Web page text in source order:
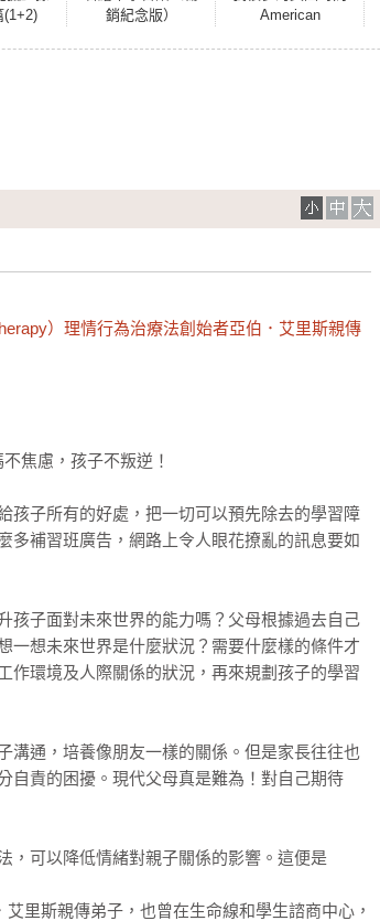
(1+2)
銷紀念版）
American
）理情行為治療法創始者亞伯．艾里斯親傳
焦慮，孩子不叛逆！
孩子所有的好處，把一切可以預先除去的學習障
多補習班廣告，網路上令人眼花撩亂的訊息要如
孩子面對未來世界的能力嗎？父母根據過去自己
一想未來世界是什麼狀況？需要什麼樣的條件才
作環境及人際關係的狀況，再來規劃孩子的學習
溝通，培養像朋友一樣的關係。但是家長往往也
自責的困擾。現代父母真是難為！對自己期待
，可以降低情緒對親子關係的影響。這便是
里斯親傳弟子，也曾在生命線和學生諮商中心，